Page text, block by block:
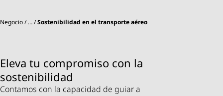
Negocio … Sostenibilidad en el transporte aéreo
Eleva tu compromiso con la
sostenibilidad
Contamos con la capacidad de guiar a